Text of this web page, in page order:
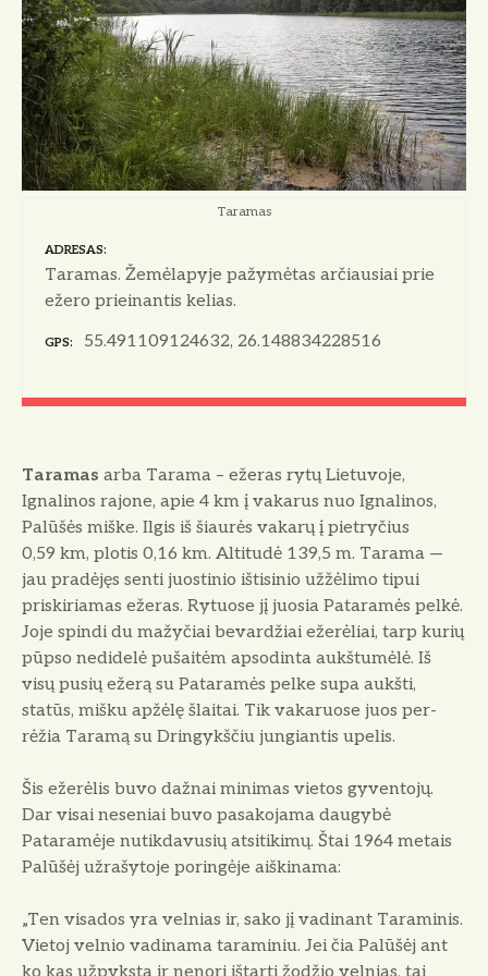
Taramas
ADRESAS
Taramas. Žemėlapyje pažymėtas arčiausiai prie
ežero prieinantis kelias.
GPS 55.491109124632, 26.148834228516
Taramas arba Tarama – ežeras rytų Lietuvoje,
Ignalinos rajone, apie 4 km į vakarus nuo Ignalinos,
Palūšės miške. Ilgis iš šiaurės vakarų į pietryčius
0,59 km, plotis 0,16 km. Altitudė 139,5 m. Tarama —
jau pradėjęs senti juostinio ištisinio užžėlimo tipui
priskiriamas eže­ras. Rytuose jį juosia Pataramės pelkė.
Joje spindi du mažyčiai bevardžiai ežerėliai, tarp kurių
pūpso nedidelė pušaitėm apso­dinta aukštumėlė. Iš
visų pusių ežerą su Pataramės pelke supa aukšti,
statūs, mišku apžėlę šlaitai. Tik vakaruose juos per­
rėžia Taramą su Dringykščiu jungiantis upelis.
Šis ežerėlis buvo dažnai minimas vietos gyventojų.
Dar visai nese­niai buvo pasakojama daugybė
Pataramėje nutikdavusių atsiti­kimų. Štai 1964 metais
Palū­šėj užrašytoje poringėje aiškina­ma:
„Ten visados yra velnias ir, sako jį vadinant Taraminis.
Vietoj velnio vadinama taraminiu. Jei čia Palūšėj ant
ko kas užpyksta ir nenori ištarti žodžio velnias, tai